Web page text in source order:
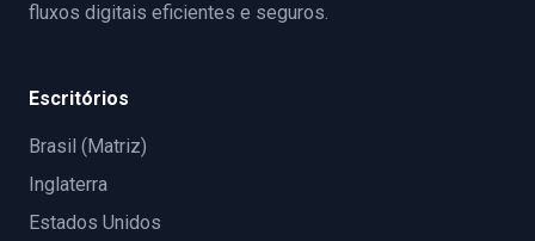
fluxos digitais eficientes e seguros.
Escritórios
Brasil (Matriz)
Inglaterra
Estados Unidos